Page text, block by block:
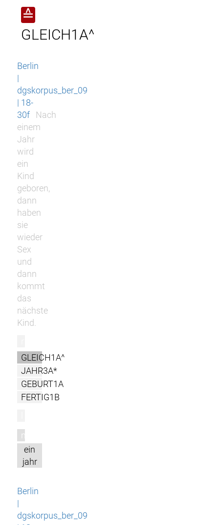
≙
GLEICH1A^
Berlin
|
dgskorpus_ber_09
| 18-
30f
Nach
einem
Jahr
wird
ein
Kind
geboren,
dann
haben
sie
wieder
Sex
und
dann
kommt
das
nächste
Kind.
GLEICH1A^
JAHR3A*
GEBURT1A
FERTIG1B
m
ein
jahr
Berlin
|
dgskorpus_ber_09